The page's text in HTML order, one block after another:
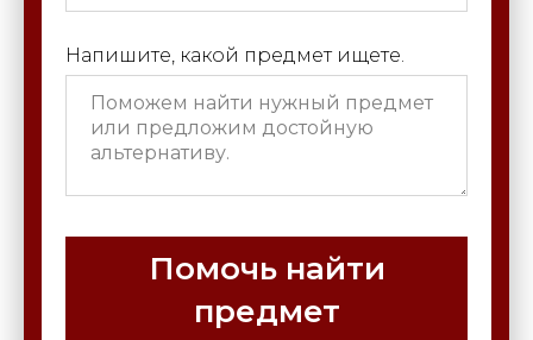
Напишите, какой предмет ищете.
Помочь найти
предмет